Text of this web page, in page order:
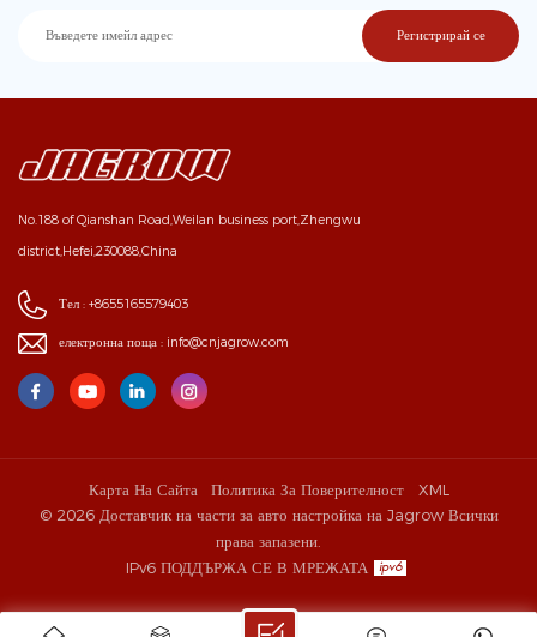
No.188 of Qianshan Road,Weilan business port,Zhengwu
district,Hefei,230088,China
Тел : +8655165579403
електронна поща : info@cnjagrow.com
Карта На Сайта Политика За Поверителност
XML
© 2026 Доставчик на части за авто настройка на Jagrow Всички
права запазени.
IPv6 ПОДДЪРЖА СЕ В МРЕЖАТА